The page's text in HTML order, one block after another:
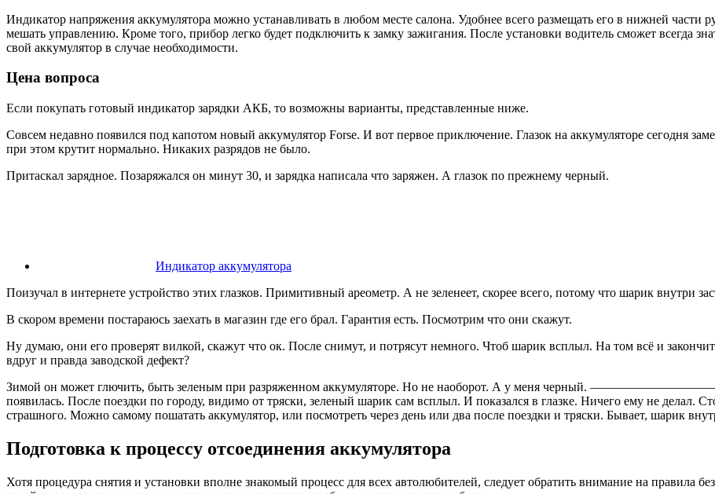
Индикатор напряжения аккумулятора можно устанавливать в любом месте салона. Удобнее всего размещать его в нижней части
мешать управлению. Кроме того, прибор легко будет подключить к замку зажигания. После установки водитель сможет всегда
свой аккумулятор в случае необходимости.
Цена вопроса
Если покупать готовый индикатор зарядки АКБ, то возможны варианты, представленные ниже.
Совсем недавно появился под капотом новый аккумулятор Forse. И вот первое приключение. Глазок на аккумуляторе сегодня
при этом крутит нормально. Никаких разрядов не было.
Притаскал зарядное. Позаряжался он минут 30, и зарядка написала что заряжен. А глазок по прежнему черный.
Индикатор аккумулятора
Поизучал в интернете устройство этих глазков. Примитивный ареометр. А не зеленеет, скорее всего, потому что шарик внутри
В скором времени постараюсь заехать в магазин где его брал. Гарантия есть. Посмотрим что они скажут.
Ну думаю, они его проверят вилкой, скажут что ок. После снимут, и потрясут немного. Чтоб шарик всплыл. На том всё и
вдруг и правда заводской дефект?
Зимой он может глючить, быть зеленым при разряженном аккумуляторе. Но не наоборот. А у меня черный.
появилась. После поездки по городу, видимо от тряски, зеленый шарик сам всплыл. И показался в глазке. Ничего ему не делал.
страшного. Можно самому пошатать аккумулятор, или посмотреть через день или два после поездки и тряски. Бывает, шарик
Подготовка к процессу отсоединения аккумулятора
Хотя процедура снятия и установки вполне знакомый процесс для всех автолюбителей, следует обратить внимание на правила